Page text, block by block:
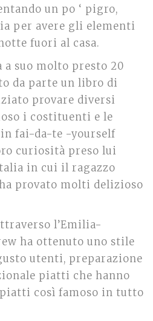
un po ‘ pigro,
per avere gli elementi
fuori al casa.
a suo molto presto 20
da parte un libro di
provare diversi
i costituenti e le
fai-da-te -yourself
curiosità preso lui
in cui il ragazzo
provato molti delizioso
l’Emilia-
ha ottenuto uno stile
utenti, preparazione
piatti che hanno
così famoso in tutto